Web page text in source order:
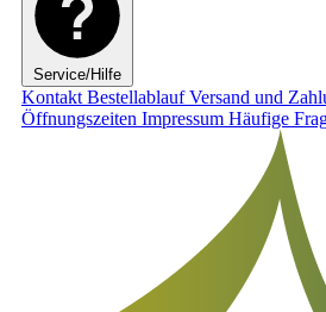
Service/Hilfe
Kontakt BestellablaufVersand und
Öffnungszeiten Impressum Häufige